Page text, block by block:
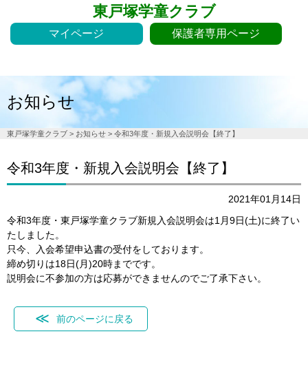
東戸塚学童クラブ
マイページ 保護者専用ページ
お知らせ
東戸塚学童クラブ > お知らせ > 令和3年度・新規入会説明会【終了】
令和3年度・新規入会説明会【終了】
2021年01月14日
令和3年度・東戸塚学童クラブ新規入会説明会は1月9日(土)に終了い
たしました。
只今、入会希望申込書の受付をしております。
締め切りは18日(月)20時までです。
説明会に不参加の方は応募ができませんのでご了承下さい。
前のページに戻る